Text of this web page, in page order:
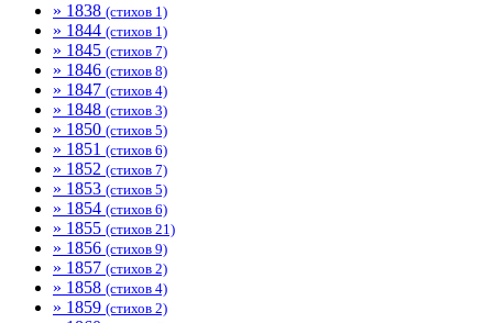
» 1838 (стихов 1)
» 1844 (стихов 1)
» 1845 (стихов 7)
» 1846 (стихов 8)
» 1847 (стихов 4)
» 1848 (стихов 3)
» 1850 (стихов 5)
» 1851 (стихов 6)
» 1852 (стихов 7)
» 1853 (стихов 5)
» 1854 (стихов 6)
» 1855 (стихов 21)
» 1856 (стихов 9)
» 1857 (стихов 2)
» 1858 (стихов 4)
» 1859 (стихов 2)